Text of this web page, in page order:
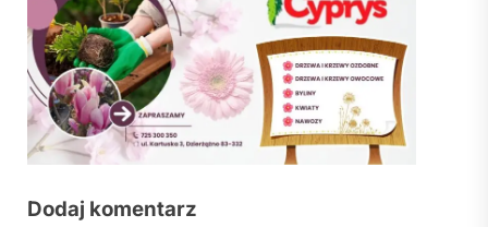
Dodaj komentarz